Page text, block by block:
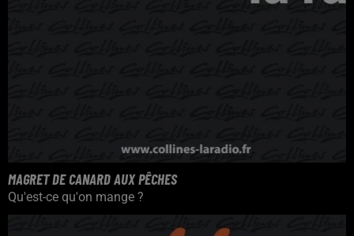
MAGRET DE CANARD AUX PÊCHES
Qu'est-ce qu'on mange ?